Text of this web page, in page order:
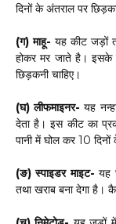
दिनों के अंतराल पर
(ग) माहू- यह कीट जड़ों
होकर मर जाते है। इसके
छिड़कनी चाहिए।
(घ) लीफमाइनर- यह
देता है। इस कीट का
पानी में घोल कर 10
(ङ) स्पाइडर माइट- यह
तथा खराब बना देगा है।